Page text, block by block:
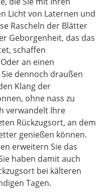
Licht von Laternen und
Rascheln der Blätter
Geborgenheit, das das
schaffen
an einen
dennoch draußen
Klang der
ohne nass zu
verwandelt Ihre
Rückzugsort, an dem
genießen können.
erweitern Sie das
haben damit auch
bei kälteren
Tagen.